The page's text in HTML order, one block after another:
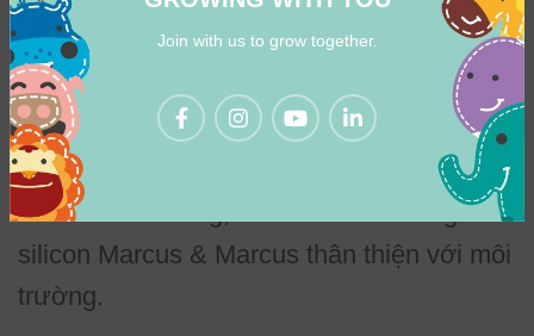
Join with us to grow together.
bất kỳ thành phần độc hại (BPA,
Phthalates), đảm bảo an toàn tuyệt đối cho
bé từ sơ sinh trong suốt quá trình sử dụng.
Chất liệu silicon có thể tái chế, không gây ô
nhiễm môi trường, bàn chải đánh răng
silicon Marcus & Marcus thân thiện với môi
trường.